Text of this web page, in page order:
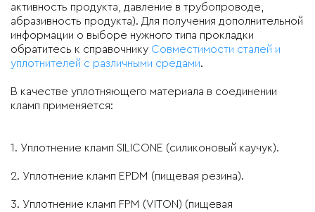
активность продукта, давление в трубопроводе,
абразивность продукта). Для получения дополнительной
информации о выборе нужного типа прокладки
обратитесь к справочнику Совместимости сталей и
уплотнителей с различными средами.
В качестве уплотняющего материала в соединении
кламп применяется:
1. Уплотнение кламп SILICONE (силиконовый каучук).
2. Уплотнение кламп EPDM (пищевая резина).
3. Уплотнение кламп FPM (VITON) (пищевая